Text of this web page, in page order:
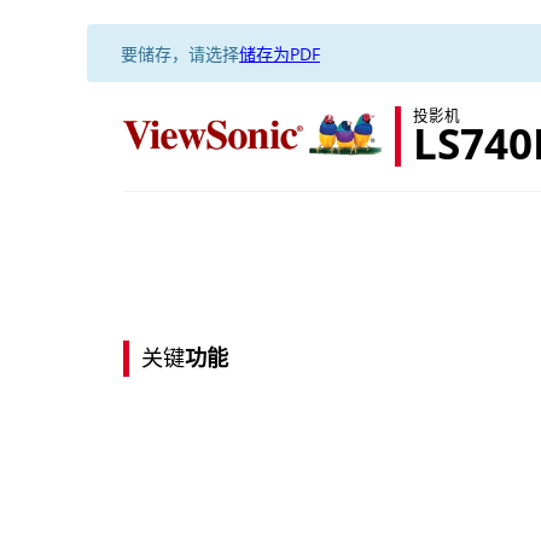
要储存，请选择储存为PDF
投影机
关键功能